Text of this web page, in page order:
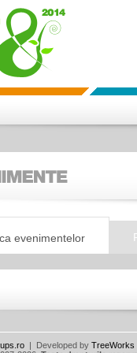
evenimentelor
| Developed by TreeWorks